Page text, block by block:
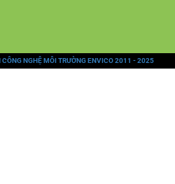
CÔNG NGHỆ MÔI TRƯỜNG ENVICO 2011 - 2025